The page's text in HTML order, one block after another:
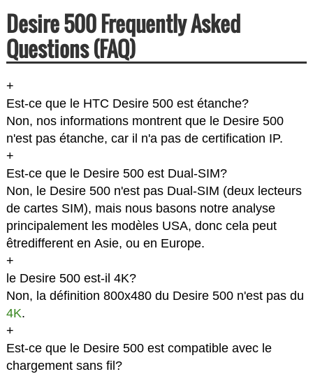
Desire 500 Frequently Asked
Questions (FAQ)
+
Est-ce que le HTC Desire 500 est étanche?
Non, nos informations montrent que le Desire 500
n'est pas étanche, car il n'a pas de certification IP.
+
Est-ce que le Desire 500 est Dual-SIM?
Non, le Desire 500 n'est pas Dual-SIM (deux lecteurs
de cartes SIM), mais nous basons notre analyse
principalement les modèles USA, donc cela peut
êtredifferent en Asie, ou en Europe.
+
le Desire 500 est-il 4K?
Non, la définition 800x480 du Desire 500 n'est pas du
4K.
+
Est-ce que le Desire 500 est compatible avec le
chargement sans fil?